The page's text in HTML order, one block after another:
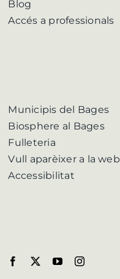
Blog
Accés a professionals
Municipis del Bages
Biosphere al Bages
Fulleteria
Vull aparèixer a la web
Accessibilitat